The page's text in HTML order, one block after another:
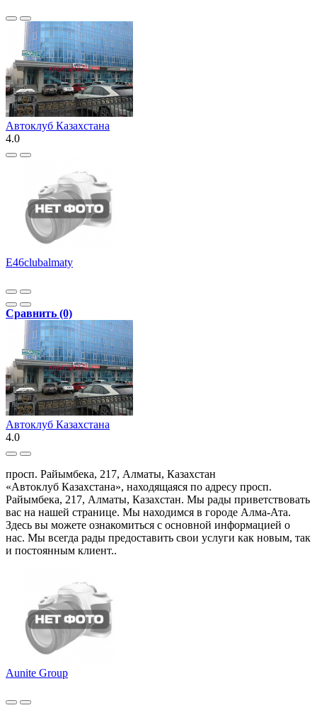
Автоклуб Казахстана
4.0
E46clubalmaty
Сравнить (0)
Автоклуб Казахстана
4.0
просп. Райымбека, 217, Алматы, Казахстан
«Автоклуб Казахстана», находящаяся по адресу просп.
Райымбека, 217, Алматы, Казахстан. Мы рады приветствовать
вас на нашей странице. Мы находимся в городе Алма-Ата.
Здесь вы можете ознакомиться с основной информацией о
нас. Мы всегда рады предоставить свои услуги как новым, так
и постоянным клиент..
Aunite Group